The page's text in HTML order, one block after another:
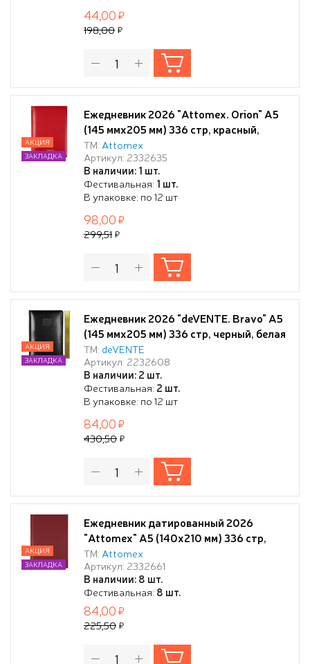
44,00
198,00
Ежедневник 2026 "Attomex. Orion" A5
(145 ммx205 мм) 336 стр, красный,
белая бумага 70 г/м², печать в 1 краску,
твердая обложка из бумвинила с
поролоном, тиснение фольгой, 1 ляссе,
в термоусадочной пленке,
ТМ: Attomex
Артикул: 2332635
В наличии: 1 шт.
Фестивальная: 1 шт.
В упаковке: по 12 шт
АКЦИЯ
ЗАКЛАДКА
98,00
299,51
Ежедневник 2026 "deVENTE. Bravo" A5
(145 ммx205 мм) 336 стр, черный, белая
бумага 70 г/м² с золотым срезом,
печать в 2 краски, твердая обложка из
искусственной кожи с поролоном,
отстрочка, термо тиснение,
перфорация, закругленные уголки, 2
ляссе, в
ТМ: deVENTE
Артикул: 2232608
В наличии: 2 шт.
Фестивальная: 2 шт.
В упаковке: по 12 шт
АКЦИЯ
ЗАКЛАДКА
84,00
430,50
Ежедневник датированный 2026
"Attomex" A5 (140x210 мм) 336 стр,
офсет 60 г/м², твердая обложка из
бумвинила, тиснение фольгой,
бордовый
ТМ: Attomex
Артикул: 2332661
В наличии: 8 шт.
Фестивальная: 8 шт.
АКЦИЯ
ЗАКЛАДКА
84,00
225,50